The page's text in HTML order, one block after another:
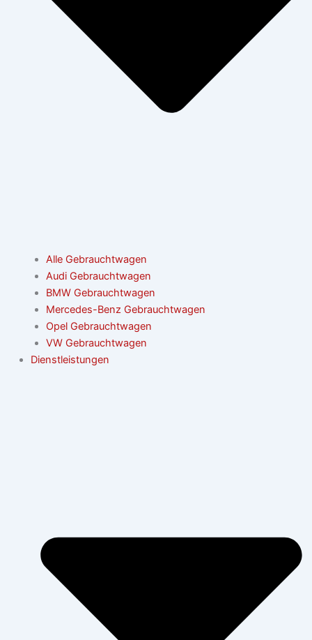
Alle Gebrauchtwagen
Audi Gebrauchtwagen
BMW Gebrauchtwagen
Mercedes-Benz Gebrauchtwagen
Opel Gebrauchtwagen
VW Gebrauchtwagen
Dienstleistungen